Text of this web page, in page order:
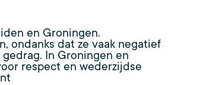
en Groningen.
ondanks dat ze vaak negatief
In Groningen en
respect en wederzijdse